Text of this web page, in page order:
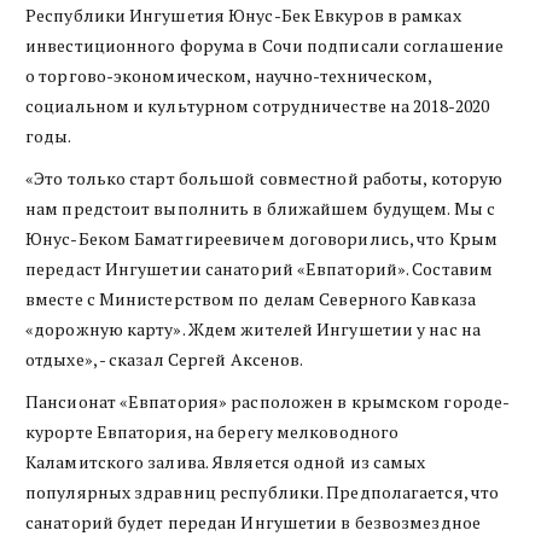
Республики Ингушетия Юнус-Бек Евкуров в рамках
инвестиционного форума в Сочи подписали соглашение
о торгово-экономическом, научно-техническом,
социальном и культурном сотрудничестве на 2018-2020
годы.
«Это только старт большой совместной работы, которую
нам предстоит выполнить в ближайшем будущем. Мы с
Юнус-Беком Баматгиреевичем договорились, что Крым
передаст Ингушетии санаторий «Евпаторий». Составим
вместе с Министерством по делам Северного Кавказа
«дорожную карту». Ждем жителей Ингушетии у нас на
отдыхе», - сказал Сергей Аксенов.
Пансионат «Евпатория» расположен в крымском городе-
курорте Евпатория, на берегу мелководного
Каламитского залива. Является одной из самых
популярных здравниц республики. Предполагается, что
санаторий будет передан Ингушетии в безвозмездное